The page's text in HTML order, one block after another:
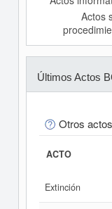
Actos
Últimos Actos
Otros actos
ACTO
Extinción